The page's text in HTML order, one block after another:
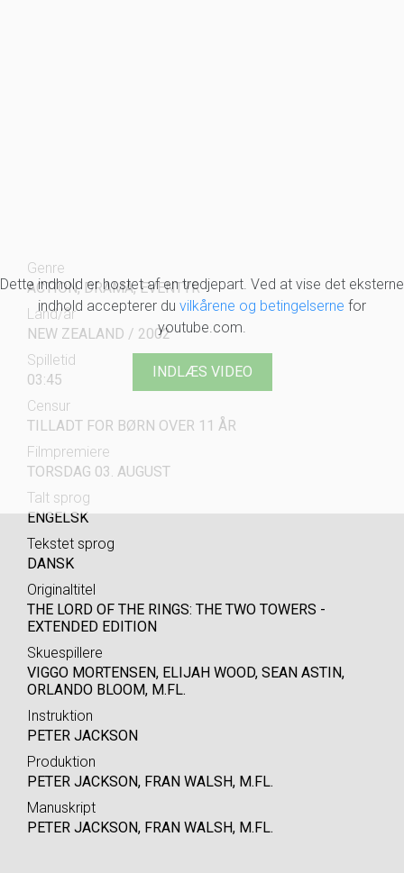
Dette indhold er hostet af en tredjepart. Ved at vise det eksterne
indhold accepterer du vilkårene og betingelserne for
youtube.com.
INDLÆS VIDEO
Genre
ACTION, DRAMA, EVENTYR
Land/år
NEW ZEALAND / 2002
Spilletid
03:45
Censur
TILLADT FOR BØRN OVER 11 ÅR
Filmpremiere
TORSDAG 03. AUGUST
Talt sprog
ENGELSK
Tekstet sprog
DANSK
Originaltitel
THE LORD OF THE RINGS: THE TWO TOWERS -
EXTENDED EDITION
Skuespillere
VIGGO MORTENSEN, ELIJAH WOOD, SEAN ASTIN,
ORLANDO BLOOM, M.FL.
Instruktion
PETER JACKSON
Produktion
PETER JACKSON, FRAN WALSH, M.FL.
Manuskript
PETER JACKSON, FRAN WALSH, M.FL.